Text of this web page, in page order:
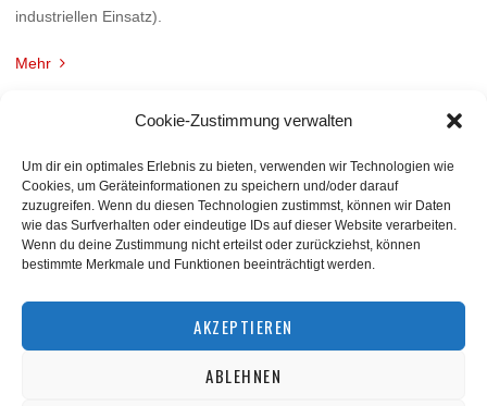
Cookie-Zustimmung verwalten
Um dir ein optimales Erlebnis zu bieten, verwenden wir Technologien wie
Cookies, um Geräteinformationen zu speichern und/oder darauf
zuzugreifen. Wenn du diesen Technologien zustimmst, können wir Daten
wie das Surfverhalten oder eindeutige IDs auf dieser Website verarbeiten.
Wenn du deine Zustimmung nicht erteilst oder zurückziehst, können
bestimmte Merkmale und Funktionen beeinträchtigt werden.
AKZEPTIEREN
ABLEHNEN
industriellen Einsatz).
Mehr
BACK TO TOP
squashnet.de2026